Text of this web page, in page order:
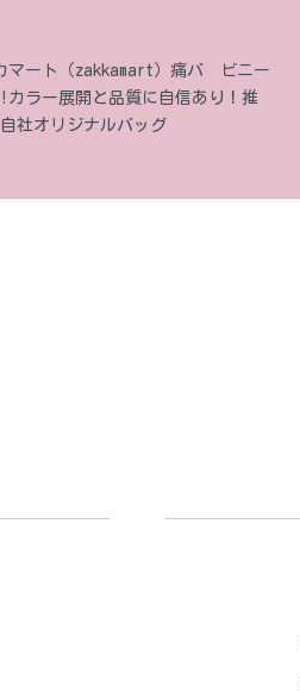
ート（zakkamart）痛バ ビニー
ラー展開と品質に自信あり！推
社オリジナルバッグ